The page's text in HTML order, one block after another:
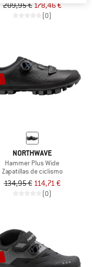
209,95 € 178,46 €
(0)
NORTHWAVE
Hammer Plus Wide
Zapatillas de ciclismo
134,95 € 114,71 €
(0)